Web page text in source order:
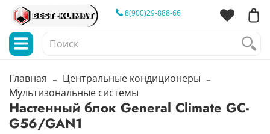
8(900)29-888-66
Главная
Центральные кондиционеры
Мультизональные системы
Настенный блок General Climate GC-
G56/GAN1